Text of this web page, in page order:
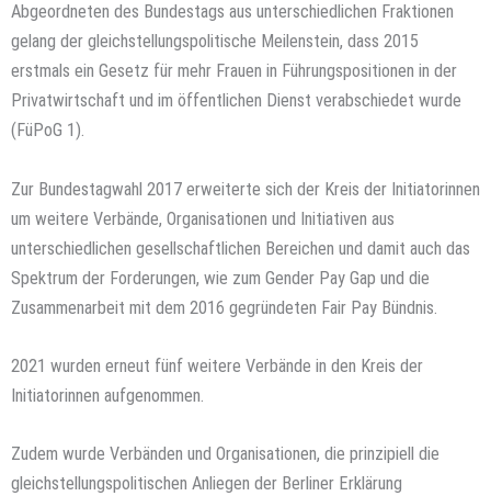
Abgeordneten des Bundestags aus unterschiedlichen Fraktionen
gelang der gleichstellungspolitische Meilenstein, dass 2015
erstmals ein Gesetz für mehr Frauen in Führungspositionen in der
Privatwirtschaft und im öffentlichen Dienst verabschiedet wurde
(FüPoG 1).
Zur Bundestagwahl 2017 erweiterte sich der Kreis der Initiatorinnen
um weitere Verbände, Organisationen und Initiativen aus
unterschiedlichen gesellschaftlichen Bereichen und damit auch das
Spektrum der Forderungen, wie zum Gender Pay Gap und die
Zusammenarbeit mit dem 2016 gegründeten Fair Pay Bündnis.
2021 wurden erneut fünf weitere Verbände in den Kreis der
Initiatorinnen aufgenommen.
Zudem wurde Verbänden und Organisationen, die prinzipiell die
gleichstellungspolitischen Anliegen der Berliner Erklärung